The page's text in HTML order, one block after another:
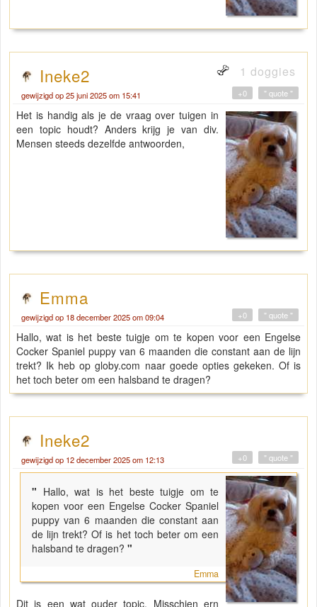
Ineke2 1 doggies
gewijzigd op 25 juni 2025 om 15:41 " quote "
+0
Het is handig als je de vraag over tuigen in
een topic houdt? Anders krijg je van div.
Mensen steeds dezelfde antwoorden,
Emma
gewijzigd op 18 december 2025 om 09:04 " quote "
+0
Hallo, wat is het beste tuigje om te kopen voor een Engelse
Cocker Spaniel puppy van 6 maanden die constant aan de lijn
trekt? Ik heb op globy.com naar goede opties gekeken. Of is
het toch beter om een halsband te dragen?
Ineke2
gewijzigd op 12 december 2025 om 12:13 " quote "
+0
" Hallo, wat is het beste tuigje om te
kopen voor een Engelse Cocker Spaniel
puppy van 6 maanden die constant aan
de lijn trekt? Of is het toch beter om een
halsband te dragen? "
Emma
Dit is een wat ouder topic. Misschien ern